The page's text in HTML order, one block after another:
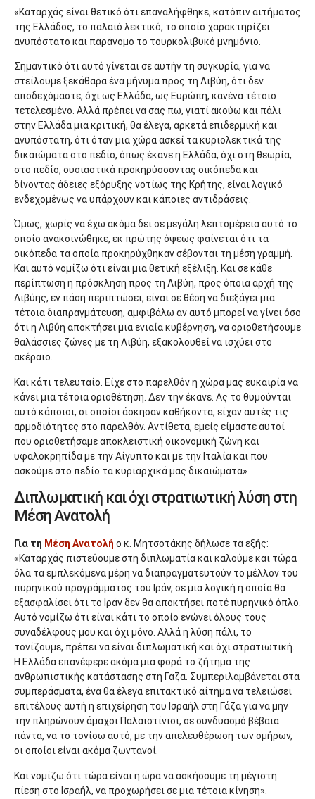
«Καταρχάς είναι θετικό ότι επαναλήφθηκε, κατόπιν αιτήματος
της Ελλάδος, το παλαιό λεκτικό, το οποίο χαρακτηρίζει
ανυπόστατο και παράνομο το τουρκολιβυκό μνημόνιο.
Σημαντικό ότι αυτό γίνεται σε αυτήν τη συγκυρία, για να
στείλουμε ξεκάθαρα ένα μήνυμα προς τη Λιβύη, ότι δεν
αποδεχόμαστε, όχι ως Ελλάδα, ως Ευρώπη, κανένα τέτοιο
τετελεσμένο. Αλλά πρέπει να σας πω, γιατί ακούω και πάλι
στην Ελλάδα μια κριτική, θα έλεγα, αρκετά επιδερμική και
ανυπόστατη, ότι όταν μια χώρα ασκεί τα κυριολεκτικά της
δικαιώματα στο πεδίο, όπως έκανε η Ελλάδα, όχι στη θεωρία,
στο πεδίο, ουσιαστικά προκηρύσσοντας οικόπεδα και
δίνοντας άδειες εξόρυξης νοτίως της Κρήτης, είναι λογικό
ενδεχομένως να υπάρχουν και κάποιες αντιδράσεις.
Όμως, χωρίς να έχω ακόμα δει σε μεγάλη λεπτομέρεια αυτό το
οποίο ανακοινώθηκε, εκ πρώτης όψεως φαίνεται ότι τα
οικόπεδα τα οποία προκηρύχθηκαν σέβονται τη μέση γραμμή.
Και αυτό νομίζω ότι είναι μια θετική εξέλιξη. Και σε κάθε
περίπτωση η πρόσκληση προς τη Λιβύη, προς όποια αρχή της
Λιβύης, εν πάση περιπτώσει, είναι σε θέση να διεξάγει μια
τέτοια διαπραγμάτευση, αμφιβάλω αν αυτό μπορεί να γίνει όσο
ότι η Λιβύη αποκτήσει μια ενιαία κυβέρνηση, να οριοθετήσουμε
θαλάσσιες ζώνες με τη Λιβύη, εξακολουθεί να ισχύει στο
ακέραιο.
Και κάτι τελευταίο. Είχε στο παρελθόν η χώρα μας ευκαιρία να
κάνει μια τέτοια οριοθέτηση. Δεν την έκανε. Ας το θυμούνται
αυτό κάποιοι, οι οποίοι άσκησαν καθήκοντα, είχαν αυτές τις
αρμοδιότητες στο παρελθόν. Αντίθετα, εμείς είμαστε αυτοί
που οριοθετήσαμε αποκλειστική οικονομική ζώνη και
υφαλοκρηπίδα με την Αίγυπτο και με την Ιταλία και που
ασκούμε στο πεδίο τα κυριαρχικά μας δικαιώματα»
Διπλωματική και όχι στρατιωτική λύση στη
Μέση Ανατολή
Για τη Μέση Ανατολή ο κ. Μητσοτάκης δήλωσε τα εξής:
«Καταρχάς πιστεύουμε στη διπλωματία και καλούμε και τώρα
όλα τα εμπλεκόμενα μέρη να διαπραγματευτούν το μέλλον του
πυρηνικού προγράμματος του Ιράν, σε μια λογική η οποία θα
εξασφαλίσει ότι το Ιράν δεν θα αποκτήσει ποτέ πυρηνικό όπλο.
Αυτό νομίζω ότι είναι κάτι το οποίο ενώνει όλους τους
συναδέλφους μου και όχι μόνο. Αλλά η λύση πάλι, το
τονίζουμε, πρέπει να είναι διπλωματική και όχι στρατιωτική.
Η Ελλάδα επανέφερε ακόμα μια φορά το ζήτημα της
ανθρωπιστικής κατάστασης στη Γάζα. Συμπεριλαμβάνεται στα
συμπεράσματα, ένα θα έλεγα επιτακτικό αίτημα να τελειώσει
επιτέλους αυτή η επιχείρηση του Ισραήλ στη Γάζα για να μην
την πληρώνουν άμαχοι Παλαιστίνιοι, σε συνδυασμό βέβαια
πάντα, να το τονίσω αυτό, με την απελευθέρωση των ομήρων,
οι οποίοι είναι ακόμα ζωντανοί.
Και νομίζω ότι τώρα είναι η ώρα να ασκήσουμε τη μέγιστη
πίεση στο Ισραήλ, να προχωρήσει σε μια τέτοια κίνηση».